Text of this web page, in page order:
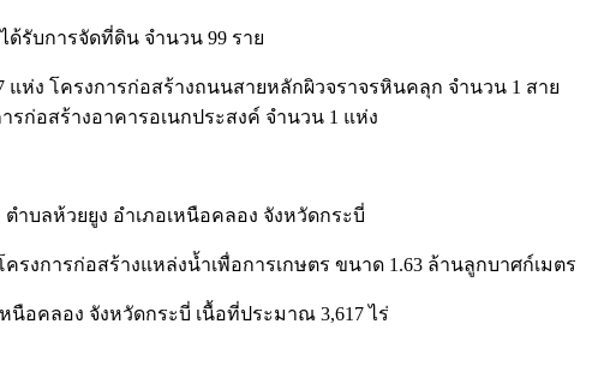
รับการจัดที่ดิน จำนวน 99 ราย
ง โครงการก่อสร้างถนนสายหลักผิวจราจรหินคลุก จำนวน 1 สาย
รก่อสร้างอาคารอเนกประสงค์ จำนวน 1 แห่ง
ำบลห้วยยูง อำเภอเหนือคลอง จังหวัดกระบี่
การก่อสร้างแหล่งน้ำเพื่อการเกษตร ขนาด 1.63 ล้านลูกบาศก์เมตร
อคลอง จังหวัดกระบี่ เนื้อที่ประมาณ 3,617 ไร่